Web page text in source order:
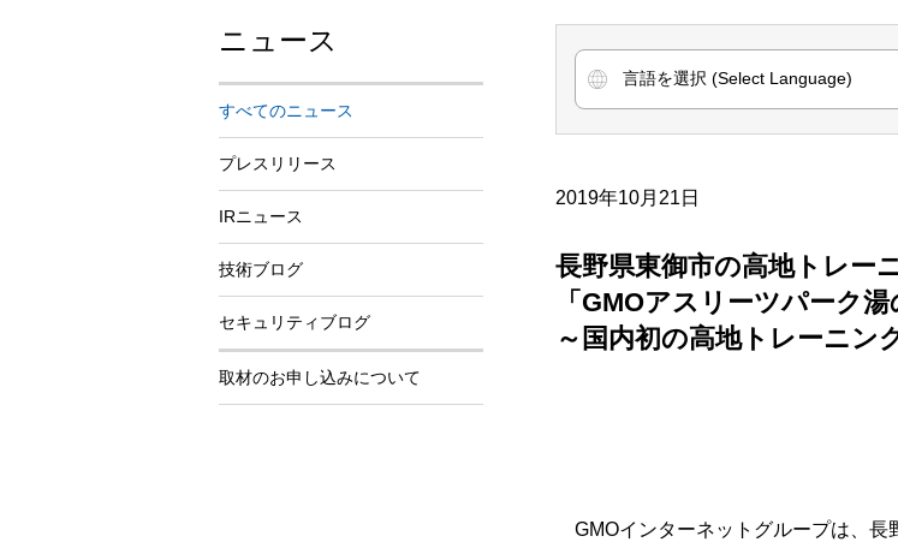
2019年10月21日
長野県東御市の高地トレー
「GMOアスリーツパーク
～国内初の高地トレーニン
GMOインターネットグループは、長
ニュース
すべてのニュース
プレスリリース
IRニュース
技術ブログ
セキュリティブログ
取材のお申し込みについて